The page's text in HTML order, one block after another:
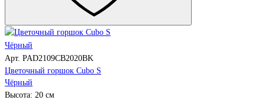
Арт. PAD2109CB2020BK
Цветочный горшок Cubo S
Чёрный
Высота: 20 см